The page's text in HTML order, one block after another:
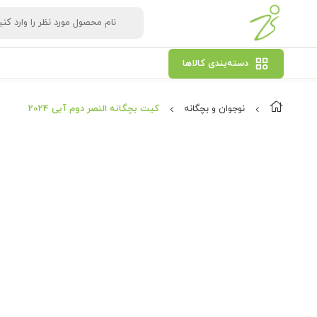
دسته‌بندی کالاها
نوجوان و بچگانه کیت بچگانه النصر دوم آبی 2024